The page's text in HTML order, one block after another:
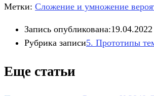
Метки: Сложение и умножение
Запись опубликована:19.04.2022
Рубрика записи5. Прототипы
Еще статьи